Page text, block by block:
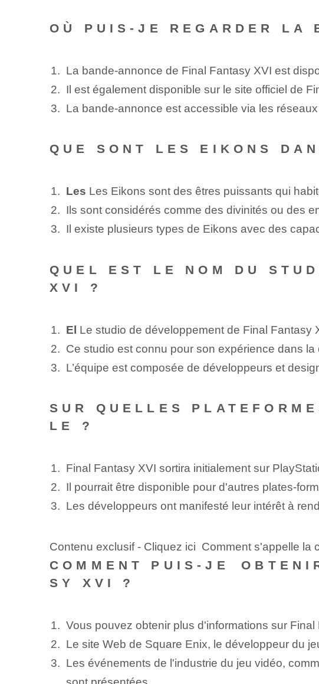
OÙ PUIS-JE REGARDER LA
La bande-annonce de Final‌ Fantasy XVI est
Il est également disponible sur⁤ le site officiel de
La bande-annonce est accessible via les
QUE SONT LES EIKONS
Les Les Eikons sont des êtres puissants qui
Ils sont considérés comme des divinités ou des
Il existe plusieurs types de ⁤Eikons avec des
QUEL EST LE NOM DU
XVI ?
El Le studio de développement de Final Fantasy
Ce ‌studio est connu pour son expérience⁤ dans
L’équipe est composée de développeurs et
SUR QUELLES
LE ?
Final Fantasy XVI sortira initialement sur
Il pourrait être disponible pour⁢ d'autres plates-
Les développeurs ont manifesté leur intérêt à
Contenu exclusif - Cliquez ici Comment s'appelle la
COMMENT PUIS-JE
SY XVI ?
Vous pouvez obtenir plus d'informations sur
Le site Web de Square Enix, le développeur du
Les événements de l'industrie du jeu vidéo,